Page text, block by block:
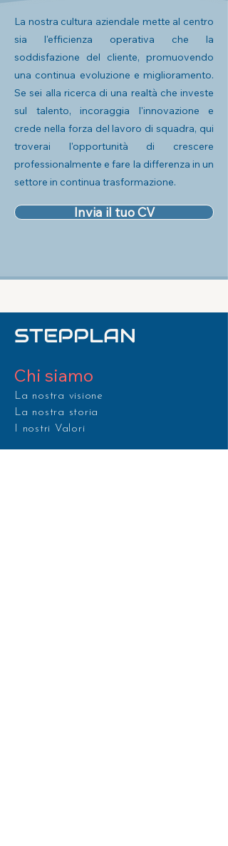
La nostra cultura aziendale mette al centro
sia l'efficienza operativa che la
soddisfazione del cliente, promuovendo
una continua evoluzione e miglioramento.
Se sei alla ricerca di una realtà che investe
sul talento, incoraggia l'innovazione e
crede nella forza del lavoro di squadra, qui
troverai l'opportunità di crescere
professionalmente e fare la differenza in un
settore in continua trasformazione.
Invia il tuo CV
STEPPLAN
Chi siamo
La nostra visione
La nostra storia
I nostri Valori